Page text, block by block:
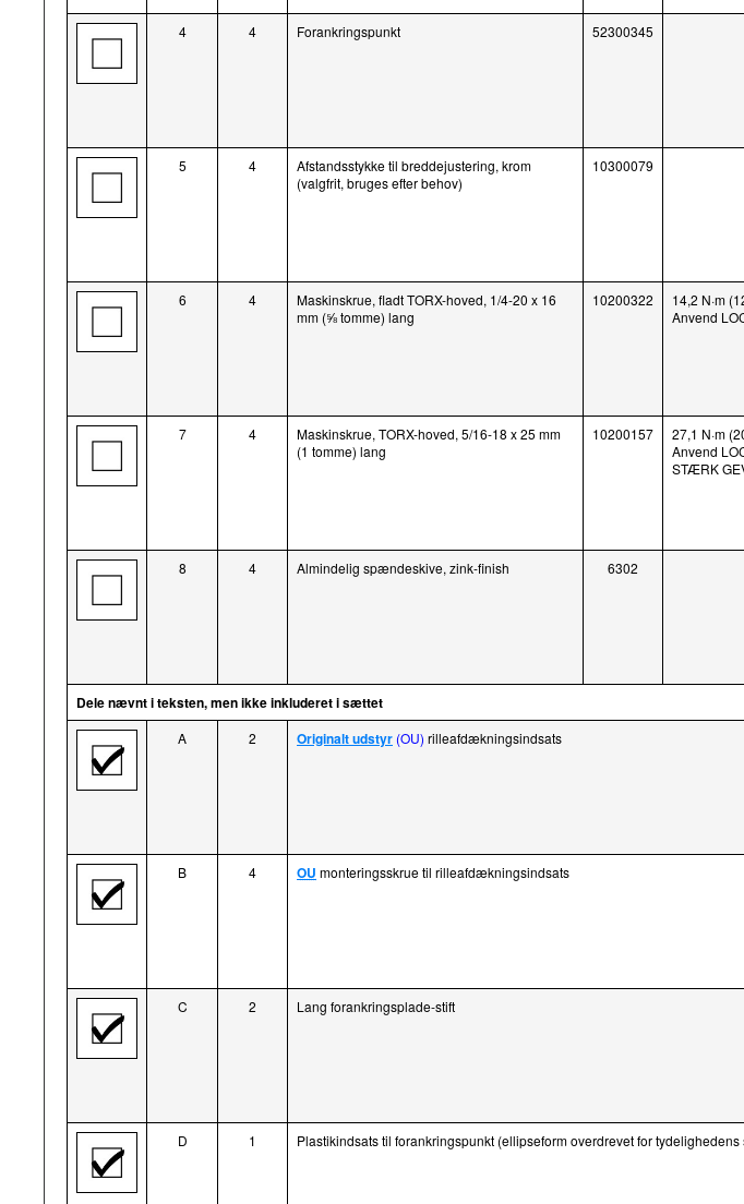
4 4 Forankringspunkt 52300345
5 4
Afstandsstykke til breddejustering, krom
(valgfrit, bruges efter behov)
10300079
6 4
Maskinskrue, fladt TORX-hoved, 1/4-20 x 16
mm (⅝ tomme) lang
10200322 14,2 N·m
Anvend
7 4
Maskinskrue, TORX-hoved, 5/16-18 x 25 mm
(1 tomme) lang
10200157
27,1 N·m
Anvend
STÆRK
8 4 Almindelig spændeskive, zink-finish 6302
Dele nævnt i teksten, men ikke inkluderet i sættet
A 2 Originalt udstyr (OU) rilleafdækningsindsats
B 4 OU monteringsskrue til rilleafdækningsindsats
C 2 Lang forankringsplade-stift
D 1 Plastikindsats til forankringspunkt (ellipseform overdrevet for tydelighedens